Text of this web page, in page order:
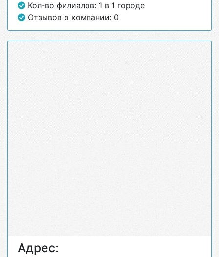
Кол-во филиалов: 1 в 1 городе
Отзывов о компании: 0
Адрес: